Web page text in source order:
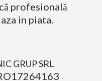
profesională
in piata.
GRUP SRL